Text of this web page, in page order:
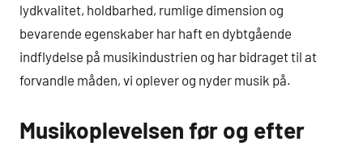
lydkvalitet, holdbarhed, rumlige dimension og
bevarende egenskaber har haft en dybtgående
indflydelse på musikindustrien og har bidraget til at
forvandle måden, vi oplever og nyder musik på.
Musikoplevelsen før og efter